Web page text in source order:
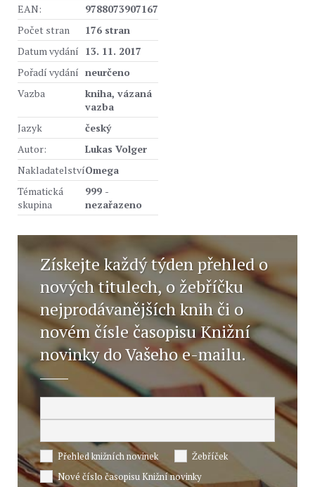
EAN:
9788073907167
Počet stran
176 stran
Datum vydání 13. 11. 2017
Pořadí vydání neurčeno
Vazba
kniha, vázaná
vazba
Jazyk
český
Autor:
Lukas Volger
NakladatelstvíOmega
Tématická
skupina
999 -
nezařazeno
Získejte každý týden přehled o
nových titulech, o žebříčku
nejprodávanějších knih či o
novém čísle časopisu Knižní
novinky do Vašeho e-mailu.
Přehled knižních novinek
Žebříček
Nové číslo časopisu Knižní novinky